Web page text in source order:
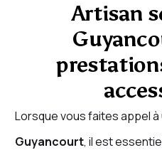
Artisan
Lorsque vous faites appel à
Guyancourt, il est